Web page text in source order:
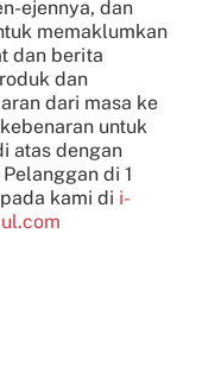
ejennya, dan
memaklumkan
dan berita
dan
dari masa ke
untuk
atas dengan
di 1
kami di i-